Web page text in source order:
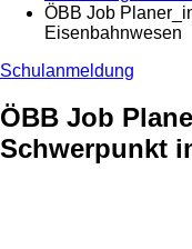
ÖBB Job
Eisenbahnwesen
Schulanmeldung
ÖBB Job
Schwerpunkt